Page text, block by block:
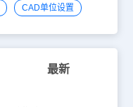
。 4.半宽，表示
宽度，输入W
中间切换别的宽度，继续
CAD单位设置
最新